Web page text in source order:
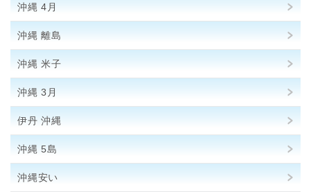
沖縄 4月
沖縄 離島
沖縄 米子
沖縄 3月
伊丹 沖縄
沖縄 5島
沖縄安い